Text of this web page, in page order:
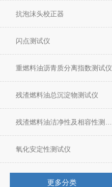
抗泡沫头校正器
闪点测试仪
重燃料油沥青质分离指数测试仪
残渣燃料油总沉淀物测试仪
氧化安定性测试仪
更多分类